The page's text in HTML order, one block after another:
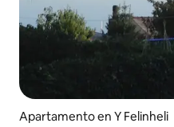
Apartamento en Y Felinheli